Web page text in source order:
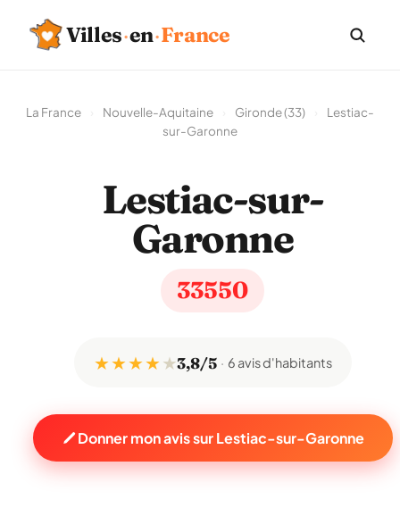
Villes·en·France
La France Nouvelle-Aquitaine Gironde (33)
Lestiac-
sur-Garonne
Lestiac-sur-
Garonne
33550
★ ★ ★ ★★3,8/5 6 avis d'habitants
Donner mon avis sur Lestiac-sur-Garonne